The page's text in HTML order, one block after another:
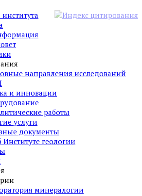
направления исследований
и инновации
работы
услуги
документы
геологии
минералогии